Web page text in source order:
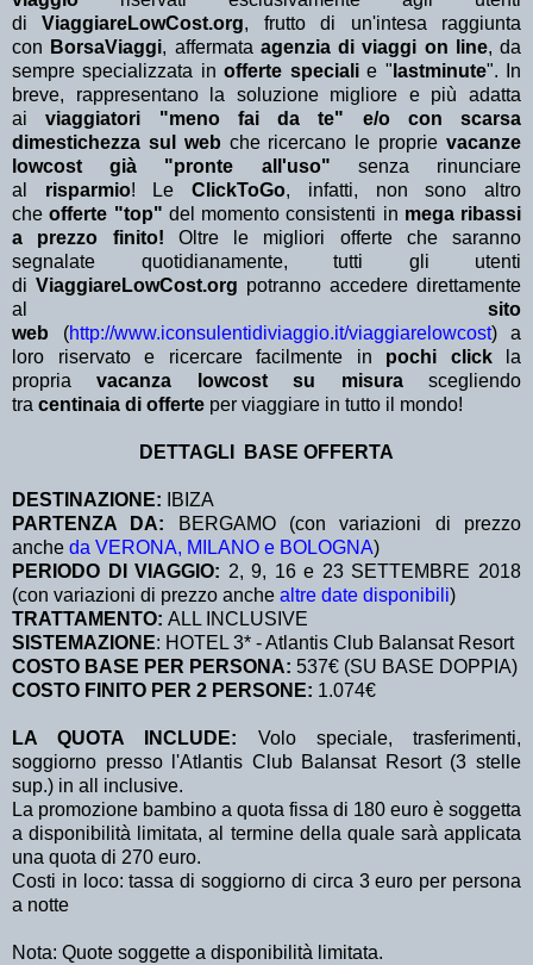
diViaggiareLowCost.org, frutto di un'intesa raggiunta
con BorsaViaggi, affermata agenzia di viaggi on line, da
sempre specializzata in offerte specialie " lastminute". In
breve, rappresentano la soluzione migliore e più adatta
aiviaggiatori "meno fai da te" e/o con scarsa
dimestichezza sul web che ricercano le proprievacanze
lowcost già "pronte all'uso" senza rinunciare
al risparmio! LeClickToGo, infatti, non sono altro
cheofferte "top" del momento consistenti in mega ribassi
a prezzo finito! Oltre le migliori offerte che saranno
segnalate quotidianamente, tutti gli utenti
di ViaggiareLowCost.org potranno accedere direttamente
al sito
web (http://www.iconsulentidiviaggio.it/viaggiarelowcost) a
loro riservato e ricercare facilmente in pochi clickla
propriavacanza lowcost su misurascegliendo
tra centinaia di offerte per viaggiare in tutto il mondo!
DETTAGLI BASE OFFERTA
DESTINAZIONE: IBIZA
PARTENZA DA: BERGAMO (con variazioni di prezzo
anche da VERONA, MILANO e BOLOGNA)
PERIODO DI VIAGGIO: 2, 9, 16 e 23 SETTEMBRE 2018
(con variazioni di prezzo anche altre date disponibili)
TRATTAMENTO: ALL INCLUSIVE
SISTEMAZIONE: HOTEL 3* - Atlantis Club Balansat Resort
COSTO BASE PER PERSONA: 537€ (SU BASE DOPPIA)
COSTO FINITO PER 2 PERSONE: 1.074€
LA QUOTA INCLUDE: Volo speciale, trasferimenti,
soggiorno presso l'Atlantis Club Balansat Resort (3 stelle
sup.) in all inclusive.
La promozione bambino a quota fissa di 180 euro è soggetta
a disponibilità limitata, al termine della quale sarà applicata
una quota di 270 euro.
Costi in loco: tassa di soggiorno di circa 3 euro per persona
a notte
Nota: Quote soggette a disponibilità limitata.